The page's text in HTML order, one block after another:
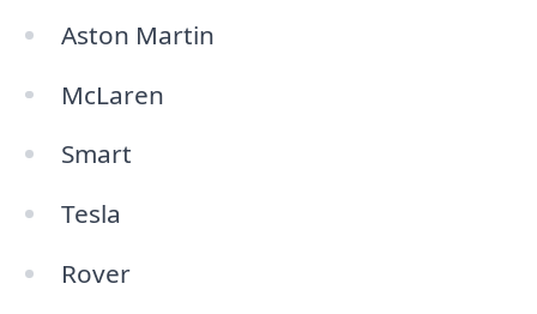
Aston Martin
McLaren
Smart
Tesla
Rover